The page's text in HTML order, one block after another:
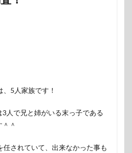
、5人家族です！
人で兄と姉がいる末っ子である
＾
任されていて、出来なかった事も